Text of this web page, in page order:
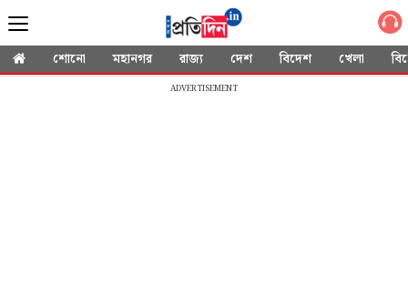
শোনো মহানগর রাজ্য দেশ বিদেশ খেলা
ADVERTISEMENT